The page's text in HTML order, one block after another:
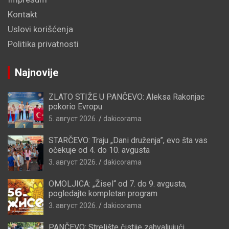
Kontakt
Uslovi korišćenja
Politika privatnosti
Najnovije
ZLATO STIŽE U PANČEVO: Aleksa Rakonjac
pokorio Evropu
5. август 2026. dakicorama
STARČEVO: Traju „Dani druženja”, evo šta vas
očekuje od 4. do 10. avgusta
3. август 2026. dakicorama
OMOLJICA: „Žisel“ od 7. do 9. avgusta,
pogledajte kompletan program
3. август 2026. dakicorama